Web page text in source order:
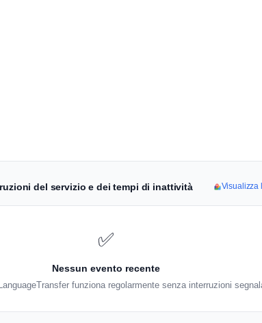
del servizio e dei tempi di inattività Visualizza
✅
Nessun evento recente
funziona regolarmente senza interruzioni